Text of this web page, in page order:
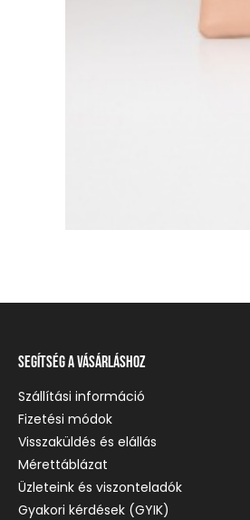
Segítség a vásárláshoz
Szállítási információ
Fizetési módok
Visszaküldés és elállás
Mérettáblázat
Üzleteink és viszonteladók
Gyakori kérdések (GYIK)